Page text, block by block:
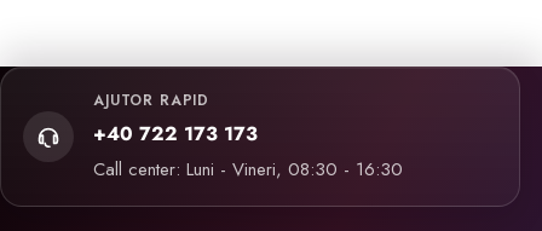
AJUTOR RAPID
+40 722 173 173
Call center: Luni - Vineri, 08:30 - 16:30